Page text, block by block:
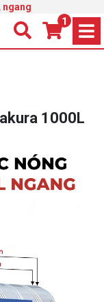
ngang
1
1000L